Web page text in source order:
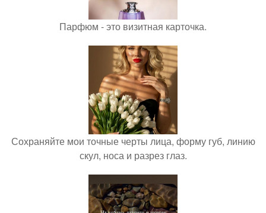
Парфюм - это визитная карточка.
Сохраняйте мои точные черты лица, форму губ, линию
скул, носа и разрез глаз.